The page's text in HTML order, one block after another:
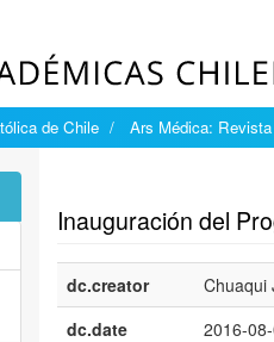
de Chile Ars Médica:
Inauguración del
dc.creator
Chuaqui
dc.date
2016-